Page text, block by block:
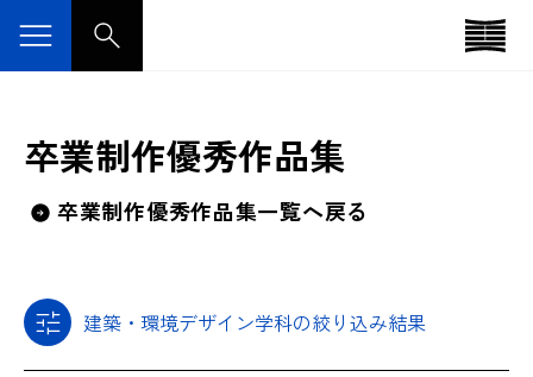
卒業制作優秀作品集
卒業制作優秀作品集一覧へ戻る
建築・環境デザイン学科の絞り込み結果